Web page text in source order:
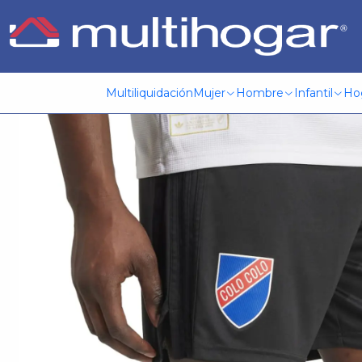
MultiliquidaciónMujer Hombre Infantil
Inicio Vestuario formal y casual